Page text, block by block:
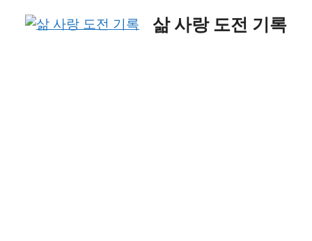
삶 사랑 도전 기록